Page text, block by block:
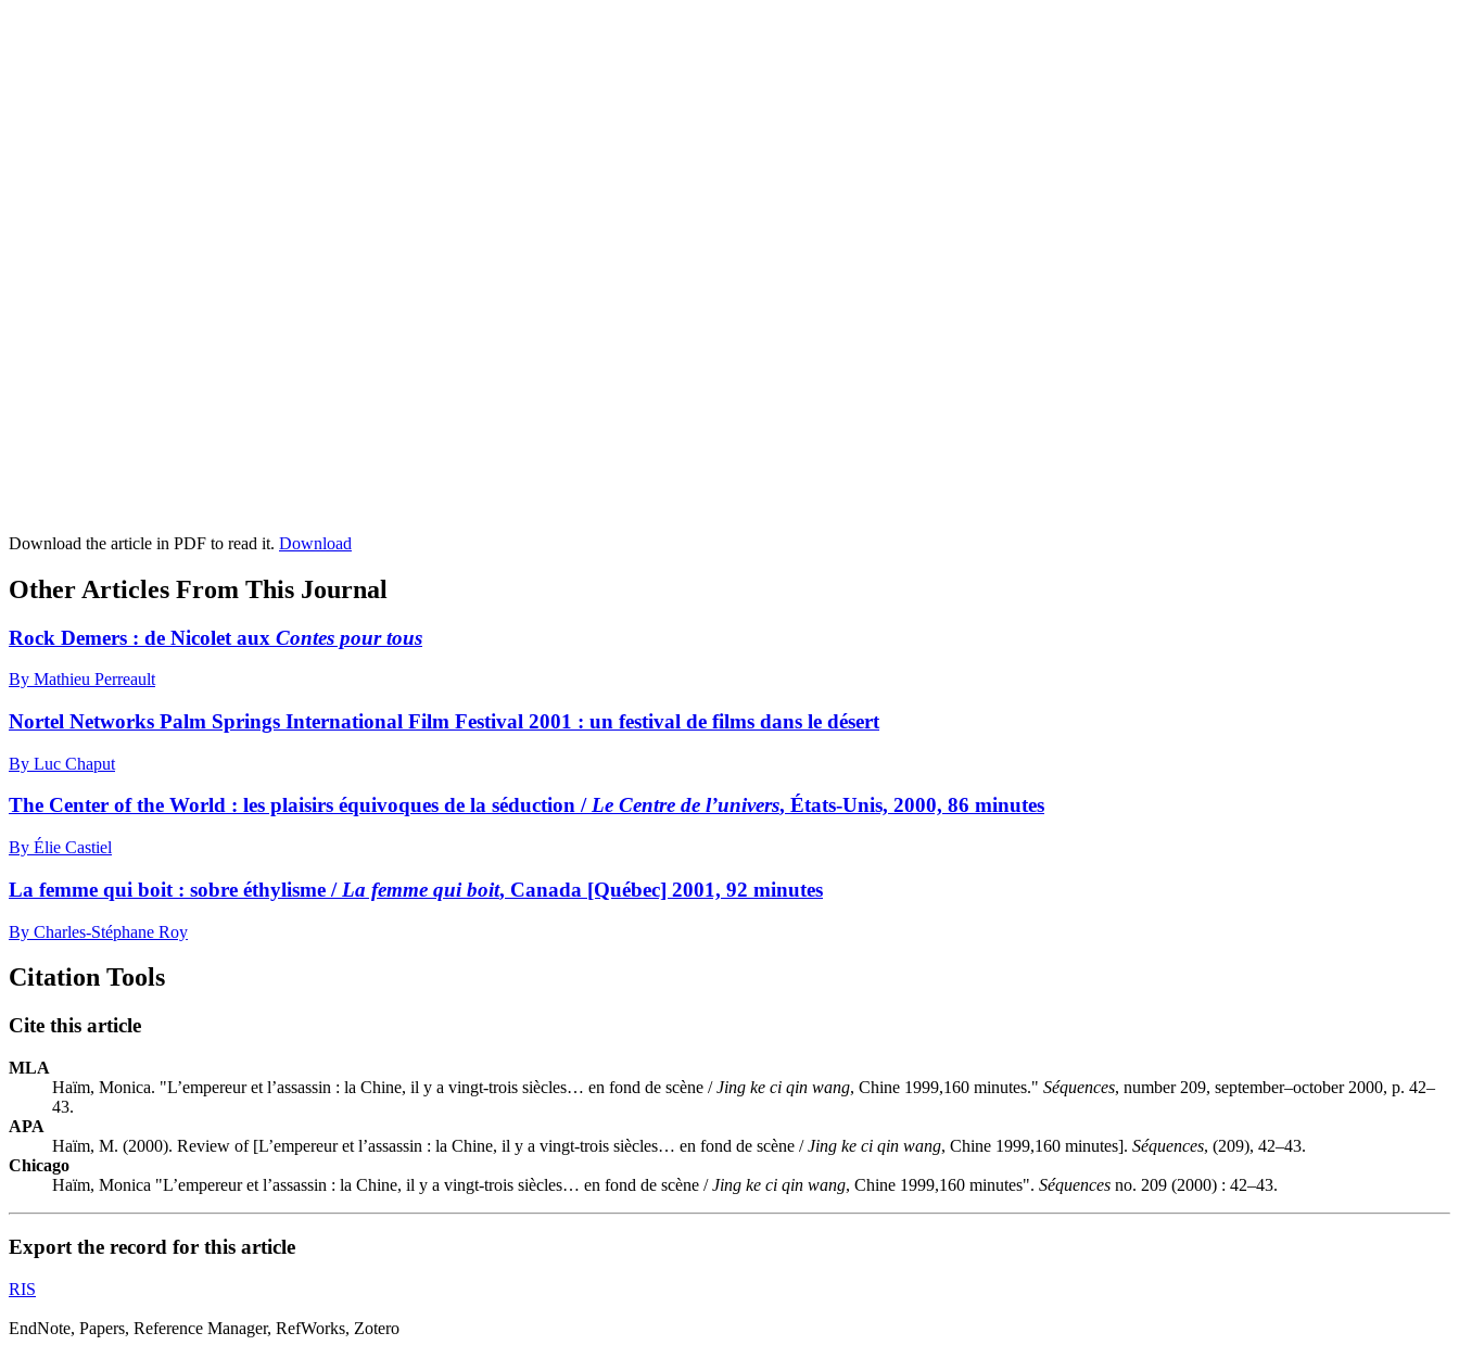
Download the article in PDF to read it. Download
Other Articles From This Journal
Rock Demers : de Nicolet aux Contes pour tous
By Mathieu Perreault
Nortel Networks Palm Springs International Film Festival 2001 : un festival de films dans le désert
By Luc Chaput
The Center of the World : les plaisirs équivoques de la séduction /Le Centre de l’univers, États-Unis, 2000, 86 minutes
By Élie Castiel
La femme qui boit : sobre éthylisme / La femme qui boit, Canada [Québec] 2001, 92 minutes
By Charles-Stéphane Roy
Citation Tools
Cite this article
MLA
Haïm, Monica. "L’empereur et l’assassin : la Chine, il y a vingt-trois siècles… en fond de scène /Jing ke ci qin wang, Chine 1999,160 minutes." Séquences, number 209, september–october 2000, p. 42–
43.
APA
Haïm, M. (2000). Review of [L’empereur et l’assassin : la Chine, il y a vingt-trois siècles… en fond de scène /Jing ke ci qin wang, Chine 1999,160 minutes]. Séquences, (209), 42–43.
Chicago
Haïm, Monica "L’empereur et l’assassin : la Chine, il y a vingt-trois siècles… en fond de scène /Jing ke ci qin wang, Chine 1999,160 minutes". Séquences no. 209 (2000) : 42–43.
Export the record for this article
RIS
EndNote, Papers, Reference Manager, RefWorks, Zotero